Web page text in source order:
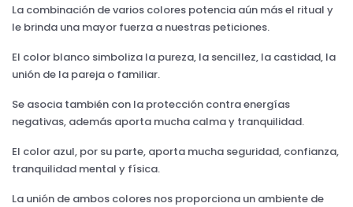
La combinación de varios colores potencia aún más el ritual y
le brinda una mayor fuerza a nuestras peticiones.
El color blanco simboliza la pureza, la sencillez, la castidad, la
unión de la pareja o familiar.
Se asocia también con la protección contra energías
negativas, además aporta mucha calma y tranquilidad.
El color azul, por su parte, aporta mucha seguridad, confianza,
tranquilidad mental y física.
La unión de ambos colores nos proporciona un ambiente de